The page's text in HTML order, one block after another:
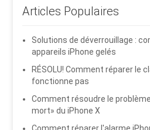
Articles Populaires
Solutions de déverrouillage :
appareils iPhone gelés
RÉSOLU! Comment réparer le
fonctionne pas
Comment résoudre le
mort» du iPhone X
Comment réparer l'alarme